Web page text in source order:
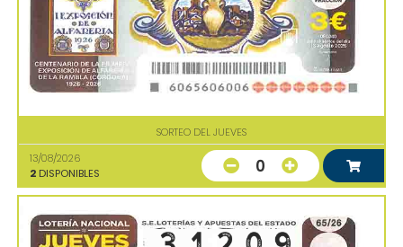
SORTEO DEL JUEVES
13/08/2026
2 DISPONIBLES 0